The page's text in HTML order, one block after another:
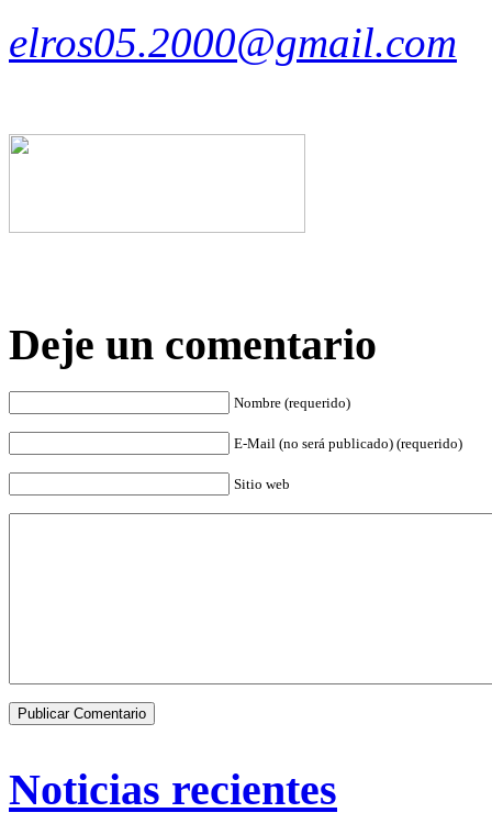
elros05.2000@gmail.com
Deje un comentario
Nombre (requerido)
E-Mail (no será publicado) (requerido)
Sitio web
Noticias recientes